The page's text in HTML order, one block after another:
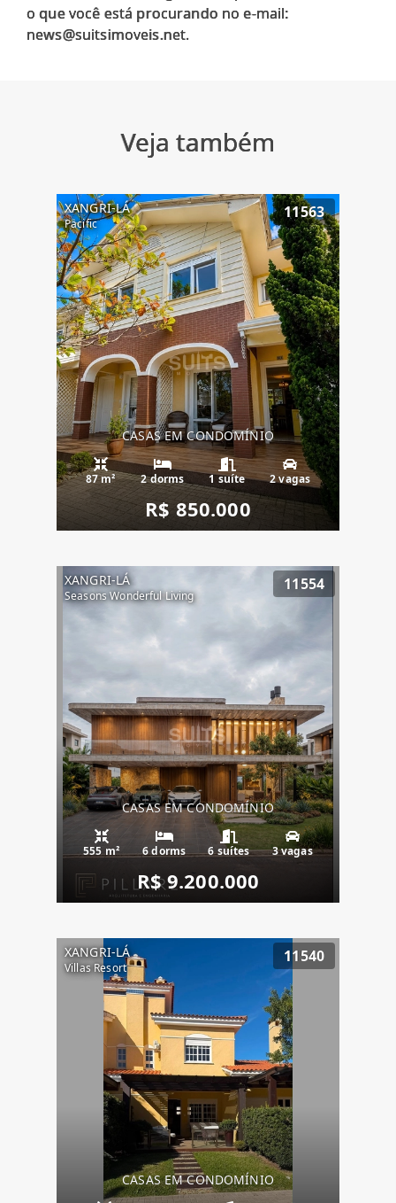
o que você está procurando no e-mail:
Veja também
XANGRI-LÁ
Pacific
11563
CASAS EM CONDOMÍNIO
87 m² 2 dorms 1 suíte 2 vagas
R$ 850.000
XANGRI-LÁ
Seasons Wonderful Living
11554
CASAS EM CONDOMÍNIO
555 m² 6 dorms 6 suítes 3 vagas
R$ 9.200.000
XANGRI-LÁ
Villas Resort
11540
CASAS EM CONDOMÍNIO